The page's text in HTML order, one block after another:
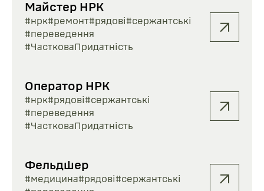
Майстер НРК
#нрк#ремонт#рядові#сержантські
#переведення
#ЧастковаПридатність
Оператор НРК
#нрк#рядові#сержантські
#переведення
#ЧастковаПридатність
Фельдшер
#медицина#рядові#сержантські